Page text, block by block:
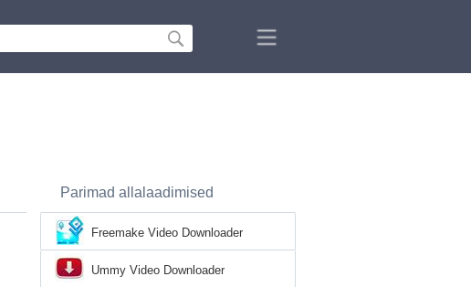
Parimad allalaadimised
Freemake Video Downloader
Ummy Video Downloader